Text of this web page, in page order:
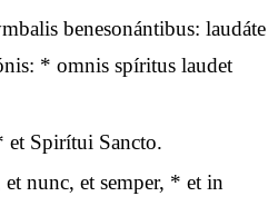
benesonántibus: laudáte
* omnis spíritus laudet
Spirítui Sancto.
nunc, et semper, * et in